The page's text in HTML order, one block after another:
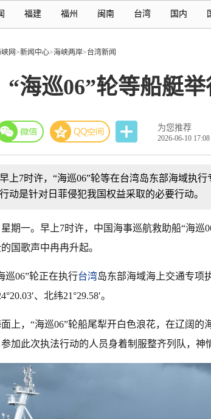
福建 福州 闽南 台湾 国内
网>新闻中心>海峡两岸>台湾新闻
“海巡06”轮等船艇
为您推荐
2026-06-10 17:08
上7时许，“海巡06”轮等在台湾岛东部海域执
动是针对日菲侵犯我国权益采取的必要行动。
期一。早上7时许，中国海事巡航救助船“海巡
国歌声中冉冉升起。
巡06”轮正在执行台湾岛东部海域海上交通专项
、北纬21°29.58′。
上，“海巡06”轮船尾犁开白色浪花，在辽阔的
加此次执法行动的人员身着制服整齐列队，神